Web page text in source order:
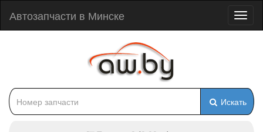
Автозапчасти в Минске
Искать